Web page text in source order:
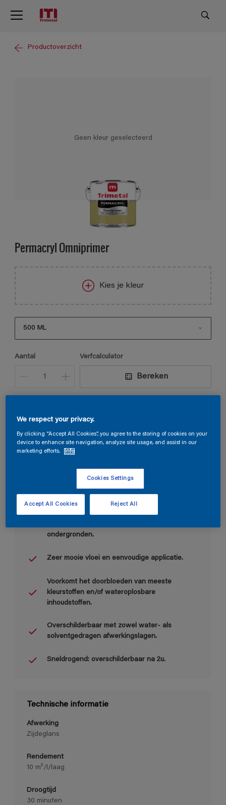
Productoverzicht
Geen kleur geselecteerd
Permacryl Omniprimer
Kies je kleur
500 ML
2,325 L
Aantal Verfcalculator
Bereken
Belangrijkste voordelen
Allround toepassing: isolerend, roestwerend en
ondergronden.
Zeer mooie vloei en eenvoudige applicatie.
Voorkomt het doorbloeden van meeste
kleurstoffen en/of wateroplosbare
inhoudstoffen.
Overschilderbaar met zowel water- als
solventgedragen afwerkingslagen.
Sneldrogend: overschilderbaar na 2u.
Technische informatie
Afwerking
Zijdeglans
Rendement
10 m²/l/laag
Droogtijd
30 minuten
We respect your privacy.
By clicking “Accept All Cookies”, you agree to the storing of cookies on your
device to enhance site navigation, analyze site usage, and assist in our
marketing efforts.
Info
Cookies Settings
Reject All
Accept All Cookies